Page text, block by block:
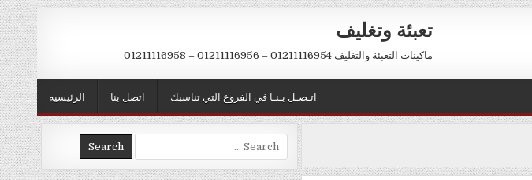
تعبئة وتغليف
ماكينات التعبئة والتغليف 01211116954 – 01211116956 – 01211116958
الرئيسيه اتصل بنا اتـصـل بـنـا في الفروع التي تناسبك
Search
for: